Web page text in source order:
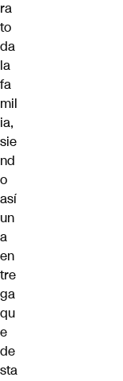
ra
to
da
la
fa
mil
ia,
sie
nd
o
así
un
a
en
tre
ga
qu
e
de
sta